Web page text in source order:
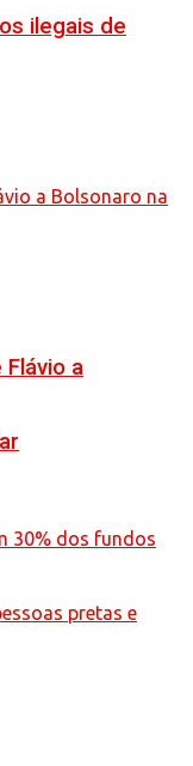
ilegais de
a